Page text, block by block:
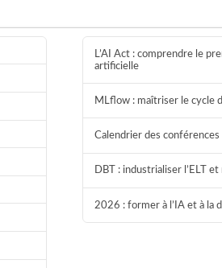
L’AI Act : comprendre le
artificielle
MLflow : maîtriser le cycle
Calendrier des
DBT : industrialiser l’ELT
2026 : former à l’IA et à la